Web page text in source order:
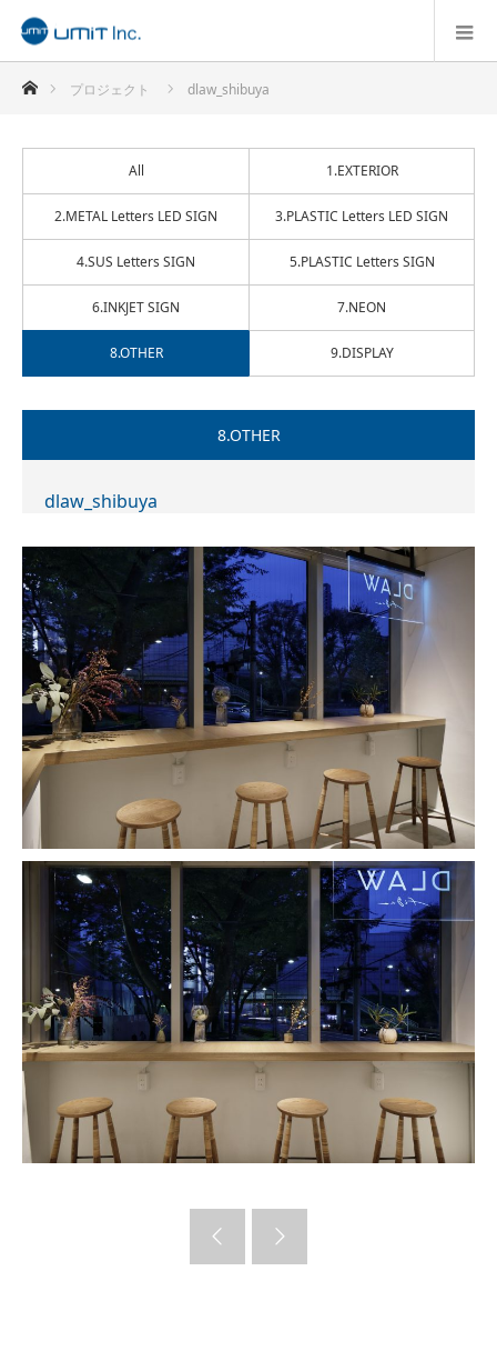
ホームプロジェクト dlaw_shibuya
All 1.EXTERIOR
2.METAL Letters LED SIGN 3.PLASTIC Letters LED SIGN
4.SUS Letters SIGN 5.PLASTIC Letters SIGN
6.INKJET SIGN 7.NEON
8.OTHER 9.DISPLAY
8.OTHER
dlaw_shibuya